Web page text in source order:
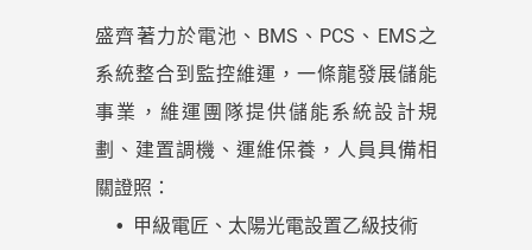
盛齊著力於電池、BMS、PCS、EMS之
系統整合到監控維運，一條龍發展儲能
事業，維運團隊提供儲能系統設計規
劃、建置調機、運維保養，人員具備相
關證照：
甲級電匠、太陽光電設置乙級技術